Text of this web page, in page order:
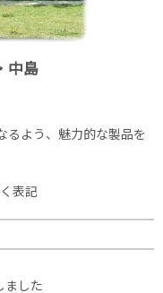
中島
るよう、魅力的な製品を
表記
ました